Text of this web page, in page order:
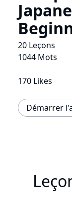
20 Leçons
1044 Mots
170 Likes
Démarrer